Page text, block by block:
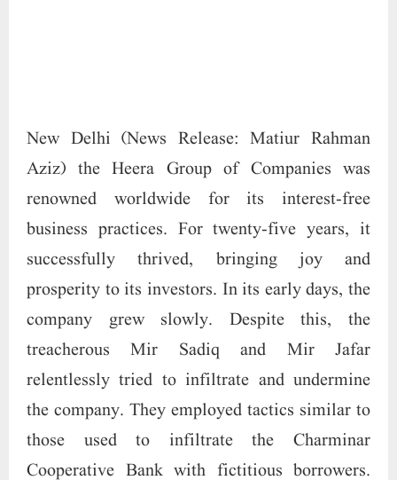
treacherous Mir Sadiq and Mir Jafar
relentlessly tried to infiltrate and undermine
the company. They employed tactics similar to
those used to infiltrate the Charminar
Cooperative Bank with fictitious borrowers.
For two years, they continuously sent messages
and issued threats of dire consequences.
However, in 2012, Mir Sadiq accused the
company of being dubious and called for an
investigation against it. He alleged that the
company’s claims of running a madrasa were
false, asserting that there was no such madrasa.